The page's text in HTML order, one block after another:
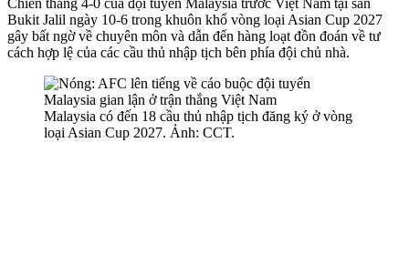
Bukit Jalil ngày 10-6 trong khuôn khổ vòng loại Asian Cup 2027
gây bất ngờ về chuyên môn và dẫn đến hàng loạt đồn đoán về tư
cách hợp lệ của các cầu thủ nhập tịch bên phía đội chủ nhà.
Malaysia có đến 18 cầu thủ nhập tịch đăng ký ở vòng
loại Asian Cup 2027. Ảnh: CCT.